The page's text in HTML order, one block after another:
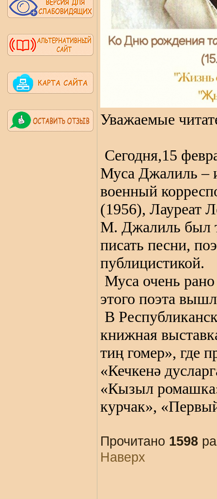
Уважаемые
Сегодня,15
Муса Джалиль –
военный
(1956), Лауреат
М. Джалиль был
писать песни,
публицистикой.
Муса очень рано
этого поэта
В
книжная
тиң гомер», где
«Кечкенә
«Кызыл
курчак»,
Прочитано 1598
Наверх